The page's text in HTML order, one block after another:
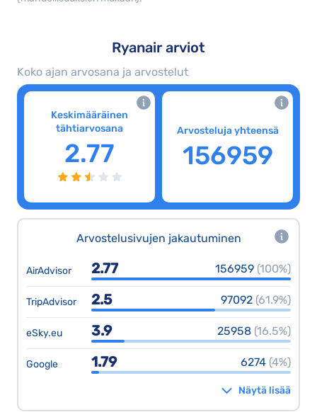
Ryanair arviot
Koko ajan arvosana ja arvostelut
Keskimääräinen
tähtiarvosana
2.77
Arvosteluja yhteensä
156959
Arvostelusivujen jakautuminen
AirAdvisor 2.77 156959 (100%)
TripAdvisor 2.5 97092 (61.9%)
eSky.eu 3.9 25958 (16.5%)
Google 1.79 6274 (4%)
Näytä lisää